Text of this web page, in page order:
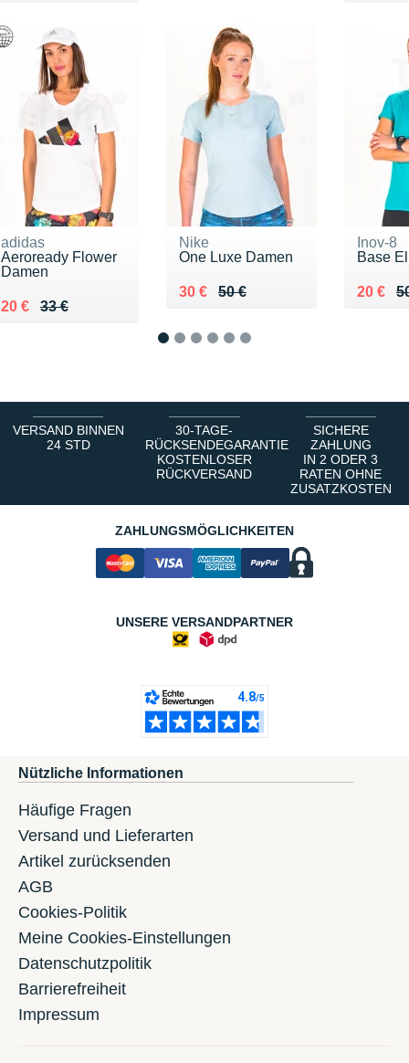
adidas
Aeroready Flower
Damen
33 €
Au lieu de 33 €
20 €
Vendu 20 €
Nike
One Luxe Damen
50 €
Au lieu de 50 €
30 €
Vendu 30 €
Inov-8
Base
Au lieu
20 €
Vendu
VERSAND BINNEN
24 STD
30-TAGE-
RÜCKSENDEGARANTIE
KOSTENLOSER
RÜCKVERSAND
SICHERE
ZAHLUNG
IN 2 ODER 3
RATEN OHNE
ZUSATZKOSTEN
ZAHLUNGSMÖGLICHKEITEN
UNSERE VERSANDPARTNER
Nützliche Informationen
Häufige Fragen
Versand und Lieferarten
Artikel zurücksenden
AGB
Cookies-Politik
Meine Cookies-Einstellungen
Datenschutzpolitik
Barrierefreiheit
Impressum